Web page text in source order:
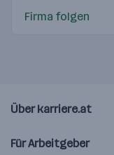
Firma folgen
Über karriere.at
Für Arbeitgeber